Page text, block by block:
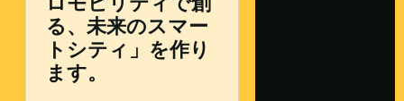
る、未来のスマー
トシティ」を作り
ます。